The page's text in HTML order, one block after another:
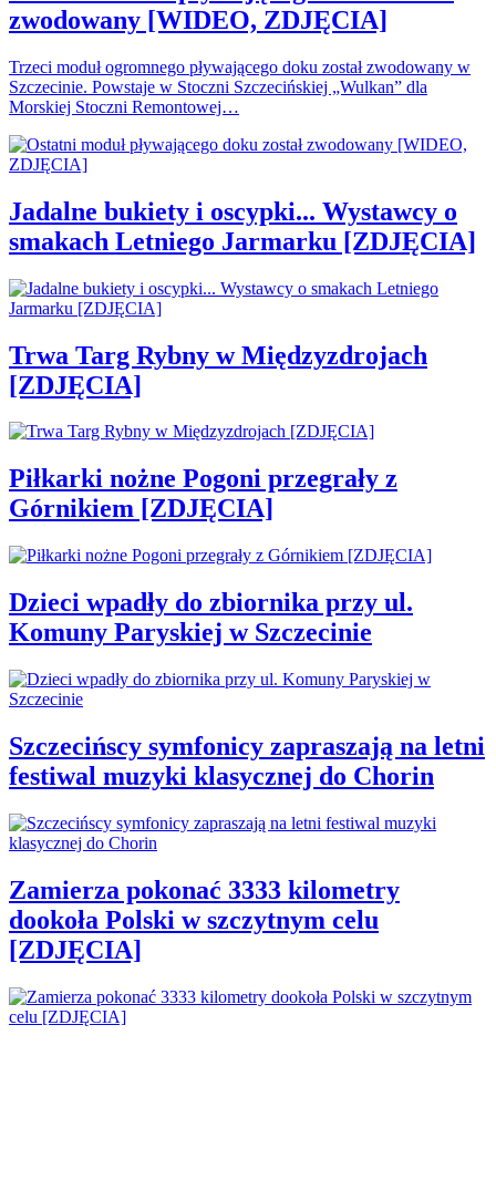
zwodowany [WIDEO, ZDJĘCIA]
Trzeci moduł ogromnego pływającego doku został zwodowany w
Szczecinie. Powstaje w Stoczni Szczecińskiej „Wulkan” dla
Morskiej Stoczni Remontowej…
Jadalne bukiety i oscypki... Wystawcy o
smakach Letniego Jarmarku [ZDJĘCIA]
Trwa Targ Rybny w Międzyzdrojach
[ZDJĘCIA]
Piłkarki nożne Pogoni przegrały z
Górnikiem [ZDJĘCIA]
Dzieci wpadły do zbiornika przy ul.
Komuny Paryskiej w Szczecinie
Szczecińscy symfonicy zapraszają na letni
festiwal muzyki klasycznej do Chorin
Zamierza pokonać 3333 kilometry
dookoła Polski w szczytnym celu
[ZDJĘCIA]